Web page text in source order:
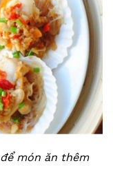
món ăn thêm